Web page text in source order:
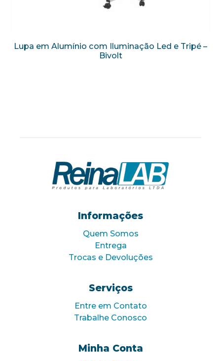
Lupa em Alumínio com Iluminação Led e Tripé –
Bivolt
Informações
Quem Somos
Entrega
Trocas e Devoluções
Serviços
Entre em Contato
Trabalhe Conosco
Minha Conta